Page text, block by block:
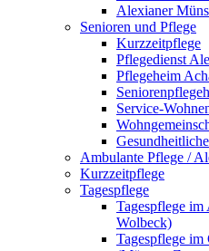
Alexianer
Senioren und Pflege
Kurzzeitpflege
Pflegedienst
Pflegeheim
Service-
Ambulante Pflege /
Kurzzeitpflege
Tagespflege
Tagespflege
Wolbeck)
Tagespflege im